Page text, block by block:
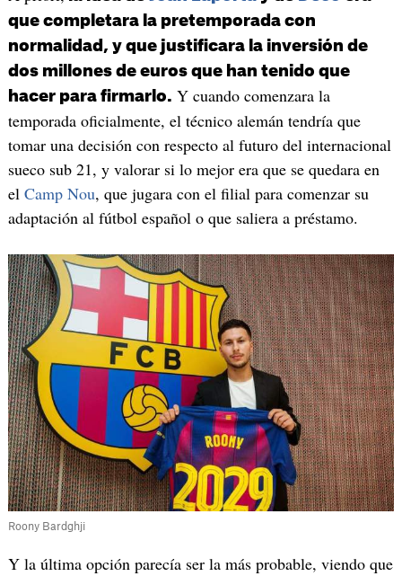
que completara la pretemporada con
normalidad, y que justificara la inversión de
dos millones de euros que han tenido que
hacer para firmarlo. Y cuando comenzara la
temporada oficialmente, el técnico alemán tendría que
tomar una decisión con respecto al futuro del internacional
sueco sub 21, y valorar si lo mejor era que se quedara en
el Camp Nou, que jugara con el filial para comenzar su
adaptación al fútbol español o que saliera a préstamo.
Roony Bardghji
Y la última opción parecía ser la más probable, viendo que